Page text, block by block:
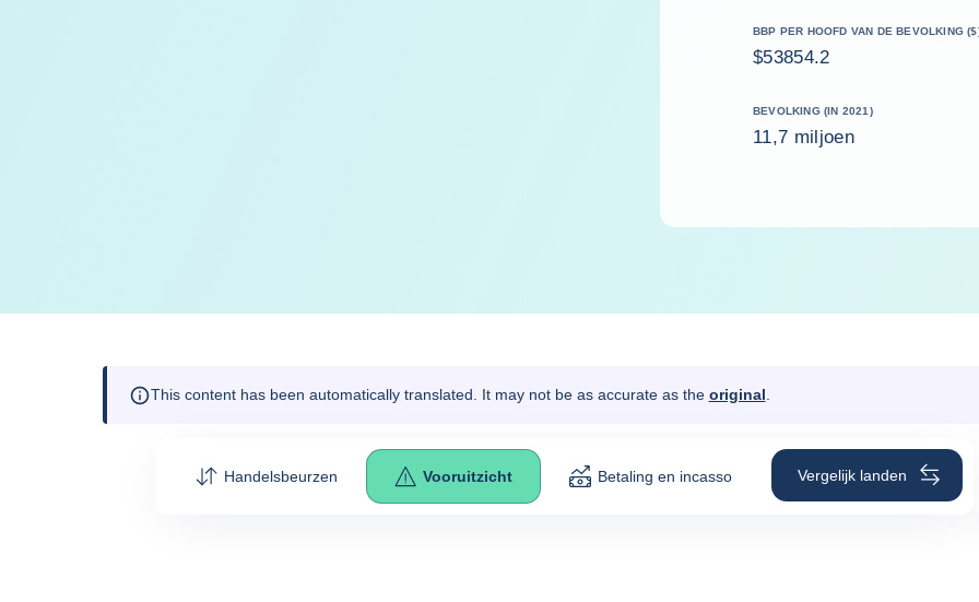
BBP PER HOOFD VAN DE BEVOLKING
$53854.2
BEVOLKING (IN 2021)
11,7 miljoen
This content has been automatically translated. It may not be as accurate as the original
Handelsbeurzen Vooruitzicht Betaling en incasso Vergelijk landen